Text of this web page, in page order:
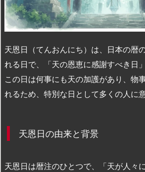
天恩日（てんおんにち）は、日本の暦
れる日で、「天の恩恵に感謝すべき日
この日は何事にも天の加護があり、物
れるため、特別な日として多くの人に
天恩日の由来と背景
天恩日は暦注のひとつで、「天が人々